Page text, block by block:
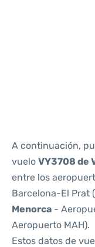
A continuación,
vuelo VY3708 de
entre los
Barcelona-El Prat
Menorca -
Aeropuerto MAH).
Estos datos de